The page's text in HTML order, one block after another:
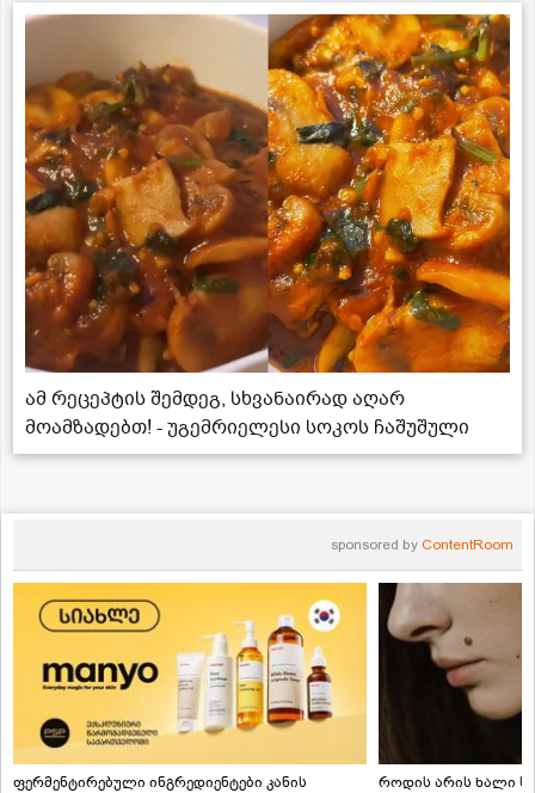
ამ რეცეპტის შემდეგ, სხვანაირად აღარ
მოამზადებთ! - უგემრიელესი სოკოს ჩაშუშული
sponsored by ContentRoom
ფერმენტირებული ინგრედიენტები კანის როდის არის ხალი